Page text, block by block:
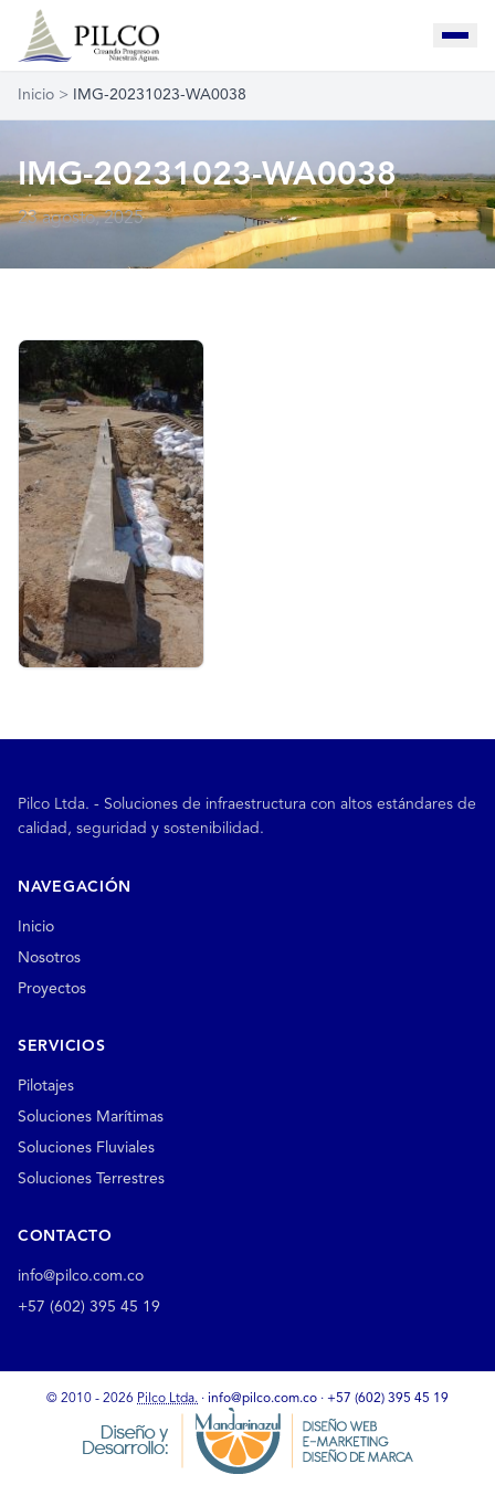
Inicio > IMG-20231023-WA0038
IMG-20231023-WA0038
23 agosto, 2025
Pilco Ltda. - Soluciones de infraestructura con altos estándares de
calidad, seguridad y sostenibilidad.
NAVEGACIÓN
Inicio
Nosotros
Proyectos
SERVICIOS
Pilotajes
Soluciones Marítimas
Soluciones Fluviales
Soluciones Terrestres
CONTACTO
info@pilco.com.co
+57 (602) 395 45 19
© 2010 - 2026 Pilco Ltda. · info@pilco.com.co · +57 (602) 395 45 19